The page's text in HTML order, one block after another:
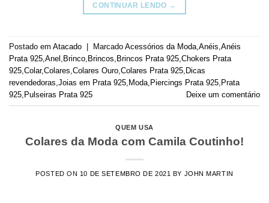
CONTINUAR LENDO →
Postado em Atacado | Marcado Acessórios da Moda Anéis Anéis
Prata 925 Anel Brinco Brincos Brincos Prata 925 Chokers Prata
925 Colar,Colares Colares Ouro Colares Prata 925 Dicas
revendedoras Joias em Prata 925 Moda Piercings Prata 925 Prata
925 Pulseiras Prata 925 Deixe um comentário
QUEM USA
Colares da Moda com Camila Coutinho!
POSTED ON 10 DE SETEMBRO DE 2021 BY JOHN MARTIN